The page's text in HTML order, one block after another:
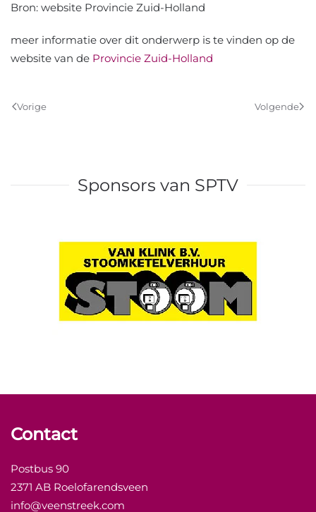
Bron: website Provincie Zuid-Holland
meer informatie over dit onderwerp is te vinden op de
website van de Provincie Zuid-Holland
Vorige Volgende
Sponsors van SPTV
Contact
Postbus 90
2371 AB Roelofarendsveen
info@veenstreek.com